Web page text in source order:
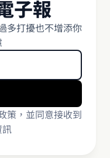
子報
多打擾也不增添你
策，並同意接收到